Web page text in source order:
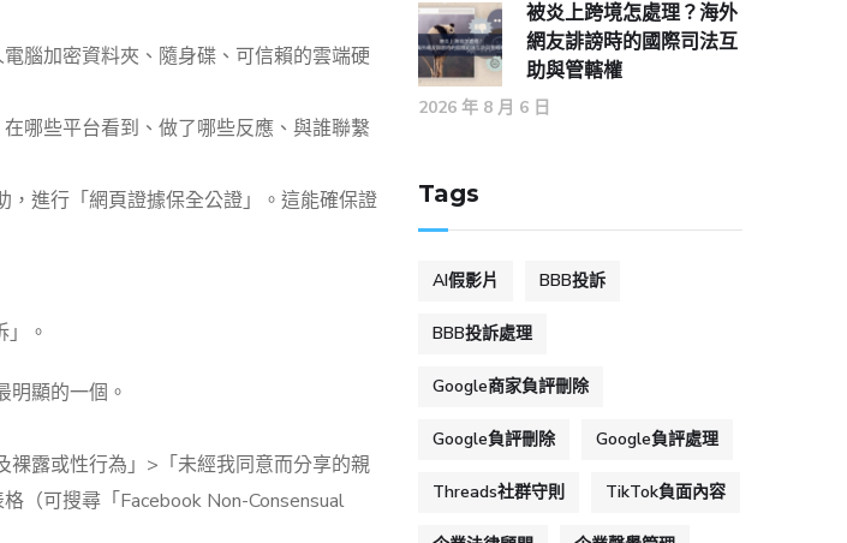
腦加密資料夾、隨身碟、可信賴的雲端硬
哪些平台看到、做了哪些反應、與誰聯繫
，進行「網頁證據保全公證」。這能確保證
。
明顯的一個。
裸露或性行為」>「未經我同意而分享的親
（可搜尋「Facebook Non-Consensual
被炎上跨境怎處理？海外
網友誹謗時的國際司法互
助與管轄權
2026 年 8 月 6 日
Tags
AI假影片 BBB投訴
BBB投訴處理
Google商家負評刪除
Google負評刪除 Google負評處理
Threads社群守則 TikTok負面內容